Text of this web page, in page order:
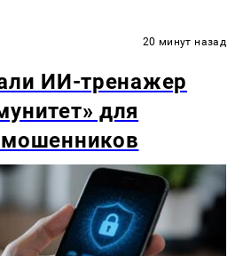
20 минут назад
ИИ-тренажер
для